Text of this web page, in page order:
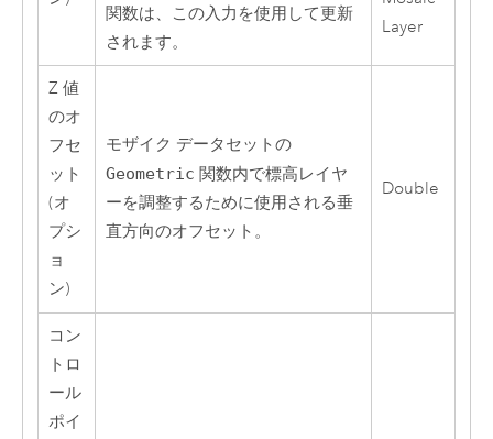
関数は、この入力を使用して更新
されます。
Layer
Z 値
のオ
フセ
ット
(オ
プシ
ョ
ン)
モザイク データセットの
Geometric 関数内で標高レイヤ
ーを調整するために使用される垂
直方向のオフセット。
Double
コン
トロ
ール
ポイ